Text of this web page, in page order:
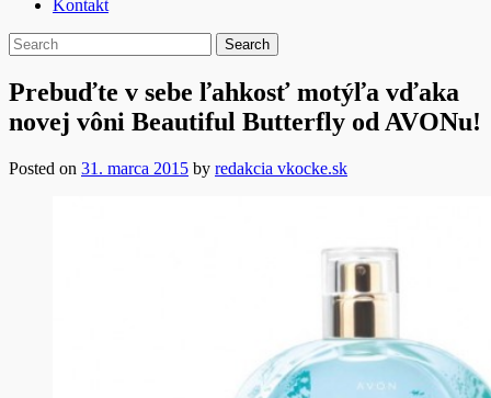
Kontakt
Prebuďte v sebe ľahkosť motýľa vďaka
novej vôni Beautiful Butterfly od AVONu!
Posted on 31. marca 2015 by redakcia vkocke.sk